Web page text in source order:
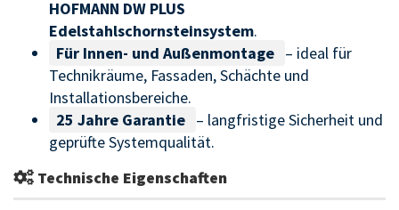
HOFMANN DW PLUS
Edelstahlschornsteinsystem.
Für Innen- und Außenmontage – ideal für
Technikräume, Fassaden, Schächte und
Installationsbereiche.
25 Jahre Garantie – langfristige Sicherheit und
geprüfte Systemqualität.
Technische Eigenschaften